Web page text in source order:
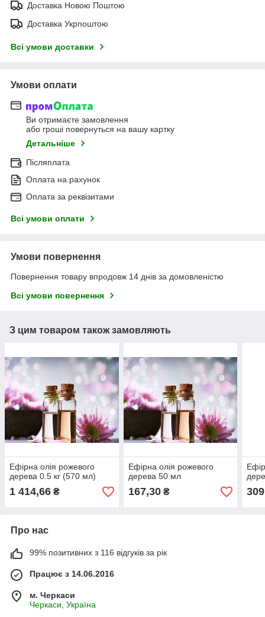
Доставка Новою Поштою
Доставка Укрпоштою
Всі умови доставки
Умови оплати
Ви отримаєте замовлення
або гроші повернуться на вашу картку
Детальніше
Післяплата
Оплата на рахунок
Оплата за реквізитами
Всі умови оплати
Умови повернення
Повернення товару впродовж 14 днів за домовленістю
Всі умови повернення
З цим товаром також замовляють
Ефірна олія рожевого
дерева 0.5 кг (570 мл)
1 414,66 ₴
Ефірна олія рожевого
дерева 50 мл
167,30₴
Про нас
99% позитивних з 116 відгуків за рік
Працює з 14.06.2016
м. Черкаси
Черкаси, Україна